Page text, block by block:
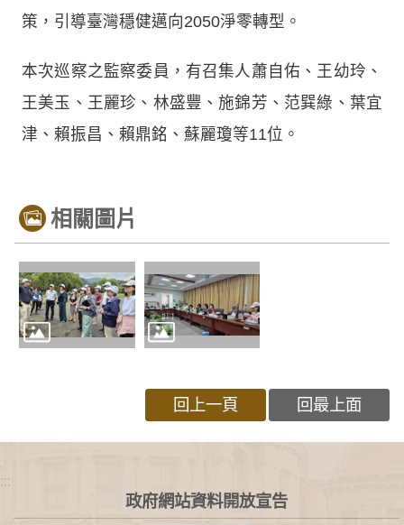
策，引導臺灣穩健邁向2050淨零轉型。
本次巡察之監察委員，有召集人蕭自佑、王幼玲、
王美玉、王麗珍、林盛豐、施錦芳、范巽綠、葉宜
津、賴振昌、賴鼎銘、蘇麗瓊等11位。
相關圖片
回上一頁 回最上面
:::
政府網站資料開放宣告